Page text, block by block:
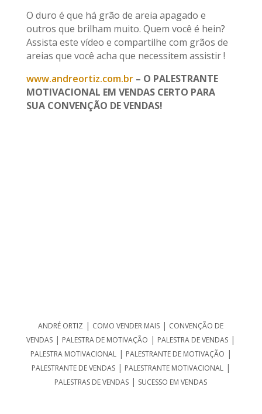
O duro é que há grão de areia apagado e
outros que brilham muito. Quem você é hein?
Assista este vídeo e compartilhe com grãos de
areias que você acha que necessitem assistir !
www.andreortiz.com.br– O PALESTRANTE
MOTIVACIONAL EM VENDAS CERTO PARA
SUA CONVENÇÃO DE VENDAS!
ANDRÉ ORTIZ | COMO VENDER MAIS | CONVENÇÃO DE
VENDAS | PALESTRA DE MOTIVAÇÃO | PALESTRA DE VENDAS |
PALESTRA MOTIVACIONAL| PALESTRANTE DE MOTIVAÇÃO |
PALESTRANTE DE VENDAS| PALESTRANTE MOTIVACIONAL|
PALESTRAS DE VENDAS | SUCESSO EM VENDAS